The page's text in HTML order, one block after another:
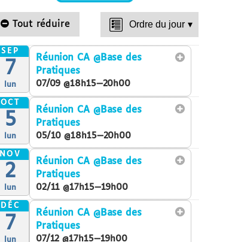
Tout réduire Ordre du jour ▾
SEP
7
lun
Réunion CA @Base des
Pratiques
07/09 @18h15—20h00
OCT
5
lun
Réunion CA @Base des
Pratiques
05/10 @18h15—20h00
NOV
2
lun
Réunion CA @Base des
Pratiques
02/11 @17h15—19h00
DÉC
7
lun
Réunion CA @Base des
Pratiques
07/12 @17h15—19h00